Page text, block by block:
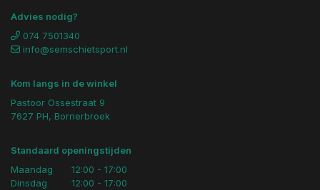
Advies nodig?
074 7501340
info@semschietsport.nl
Kom langs in de winkel
Pastoor Ossestraat 9
7627 PH, Bornerbroek
Standaard openingstijden
Maandag
Dinsdag
12:00 - 17:00
12:00 - 17:00